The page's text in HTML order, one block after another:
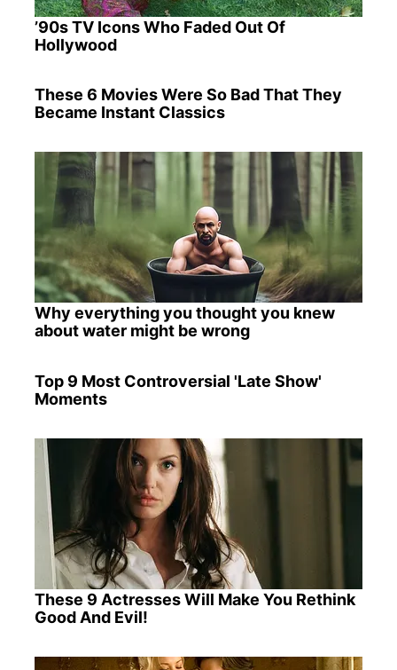
’90s TV Icons Who Faded Out Of
Hollywood
These 6 Movies Were So Bad That They
Became Instant Classics
Why everything you thought you knew
about water might be wrong
Top 9 Most Controversial 'Late Show'
Moments
These 9 Actresses Will Make You Rethink
Good And Evil!